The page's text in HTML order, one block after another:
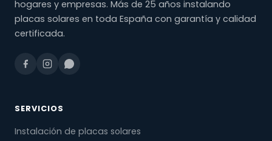
hogares y empresas. Más de 25 años instalando
placas solares en toda España con garantía y calidad
certificada.
SERVICIOS
Instalación de placas solares